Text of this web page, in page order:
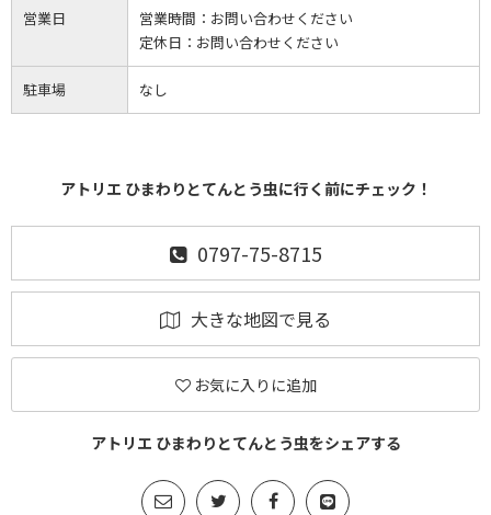
営業日 営業時間： お問い合わせください
定休日： お問い合わせください
駐車場 なし
アトリエ ひまわりとてんとう虫に行く前にチェック！
0797-75-8715
大きな地図で見る
お気に入りに追加
アトリエ ひまわりとてんとう虫をシェアする